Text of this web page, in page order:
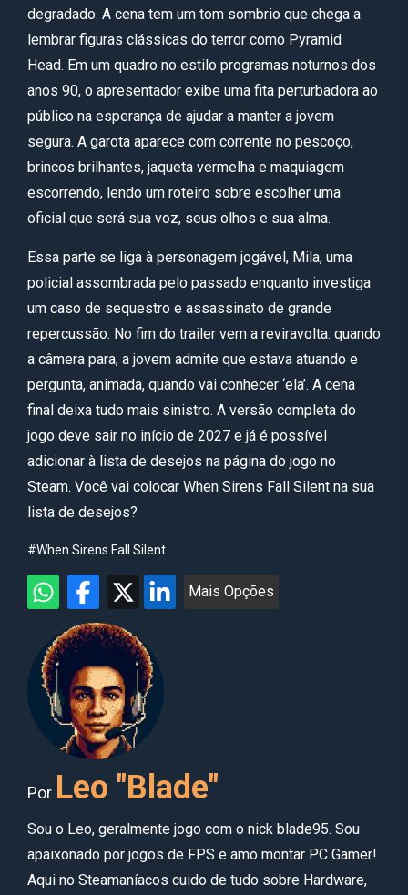
degradado. A cena tem um tom sombrio que chega a
lembrar figuras clássicas do terror como Pyramid
Head. Em um quadro no estilo programas noturnos dos
anos 90, o apresentador exibe uma fita perturbadora ao
público na esperança de ajudar a manter a jovem
segura. A garota aparece com corrente no pescoço,
brincos brilhantes, jaqueta vermelha e maquiagem
escorrendo, lendo um roteiro sobre escolher uma
oficial que será sua voz, seus olhos e sua alma.
Essa parte se liga à personagem jogável, Mila, uma
policial assombrada pelo passado enquanto investiga
um caso de sequestro e assassinato de grande
repercussão. No fim do trailer vem a reviravolta: quando
a câmera para, a jovem admite que estava atuando e
pergunta, animada, quando vai conhecer ‘ela’. A cena
final deixa tudo mais sinistro. A versão completa do
jogo deve sair no início de 2027 e já é possível
adicionar à lista de desejos na página do jogo no
Steam. Você vai colocar When Sirens Fall Silent na sua
lista de desejos?
#When Sirens Fall Silent
Mais Opções
Por Leo "Blade"
Sou o Leo, geralmente jogo com o nick blade95. Sou
apaixonado por jogos de FPS e amo montar PC Gamer!
Aqui no Steamaníacos cuido de tudo sobre Hardware,